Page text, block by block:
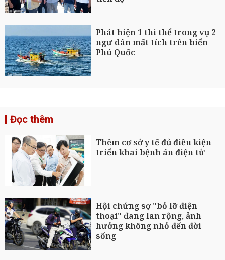
Phát hiện 1 thi thể trong vụ 2
ngư dân mất tích trên biển
Phú Quốc
Đọc thêm
Thêm cơ sở y tế đủ điều kiện
triển khai bệnh án điện tử
Hội chứng sợ "bỏ lỡ điện
thoại" đang lan rộng, ảnh
hưởng không nhỏ đến đời
sống